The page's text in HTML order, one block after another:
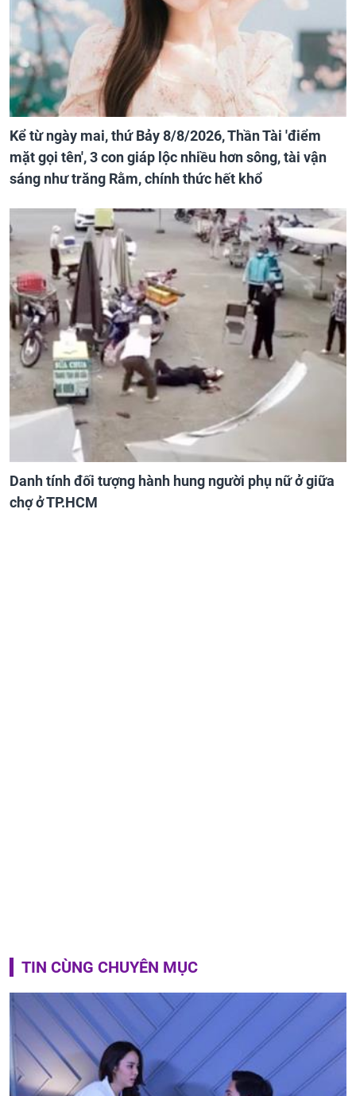
Kể từ ngày mai, thứ Bảy 8/8/2026, Thần Tài 'điểm
mặt gọi tên', 3 con giáp lộc nhiều hơn sông, tài vận
sáng như trăng Rằm, chính thức hết khổ
Danh tính đối tượng hành hung người phụ nữ ở giữa
chợ ở TP.HCM
TIN CÙNG CHUYÊN MỤC